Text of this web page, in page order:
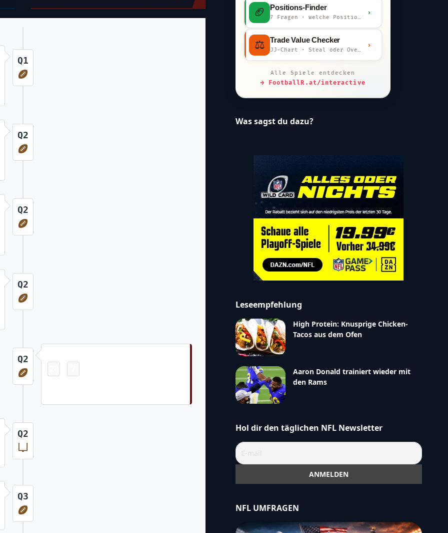
Q1
Q2
Q2
Q2
Q2
Q2
Q3
🏈 Positions-Finder
›
⚖️ Trade Value Checker
›
Alle Spiele entdecken
→ FootballR.at/interactive
Was sagst du dazu?
Leseempfehlung
High Protein: Knusprige Chicken-
Tacos aus dem Ofen
Aaron Donald trainiert wieder mit
den Rams
Hol dir den täglichen NFL Newsletter
NFL UMFRAGEN